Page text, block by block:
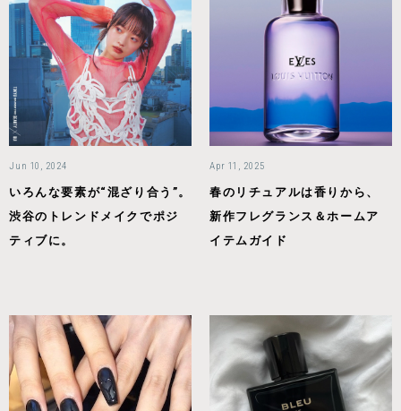
Jun 10, 2024
いろんな要素が“混ざり合う”。
渋谷のトレンドメイクでポジ
ティブに。
Apr 11, 2025
春のリチュアルは香りから、
新作フレグランス＆ホームア
イテムガイド